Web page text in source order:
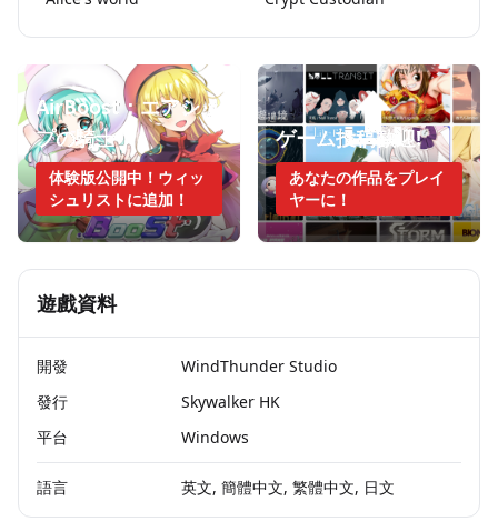
AirBoost：エアシッ
プの騎士
体験版公開中！ウィッ
シュリストに追加！
ゲーム投稿歓迎!
あなたの作品をプレイ
ヤーに！
遊戲資料
開發
WindThunder Studio
發行
Skywalker HK
平台
Windows
語言 英文, 簡體中文, 繁體中文, 日文